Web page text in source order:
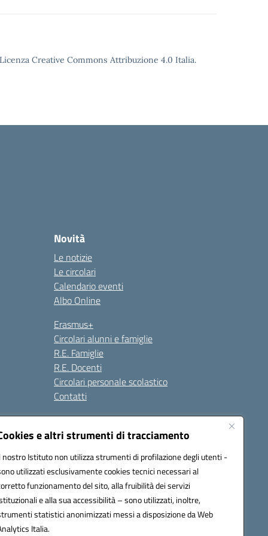
e altri strumenti di tracciamento
nostro Istituto non utilizza strumenti di profilazione degli utenti -
utilizzati esclusivamente cookies tecnici necessari al
funzionamento del sito, alla fruibilità dei servizi
e alla sua accessibilità – sono utilizzati, inoltre,
statistici anonimizzati messi a disposizione da Web
Italia.
Creative Commons Attribuzione 4.0 Italia.
Novità
Le notizie
Le circolari
Calendario eventi
Albo Online
Erasmus+
Circolari alunni e famiglie
R.E. Famiglie
R.E. Docenti
Circolari personale scolastico
Contatti
Seguici su: